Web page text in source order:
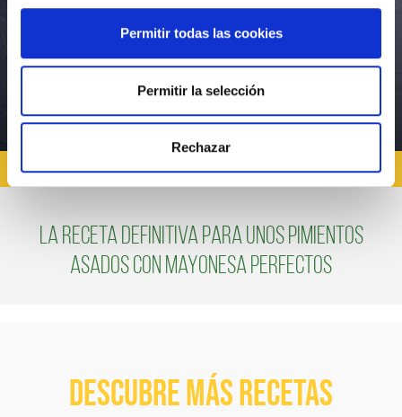
Permitir todas las cookies
Permitir la selección
Rechazar
RECETAS CON VERDURAS
La receta definitiva para unos pimientos
asados con mayonesa perfectos
Descubre más recetas